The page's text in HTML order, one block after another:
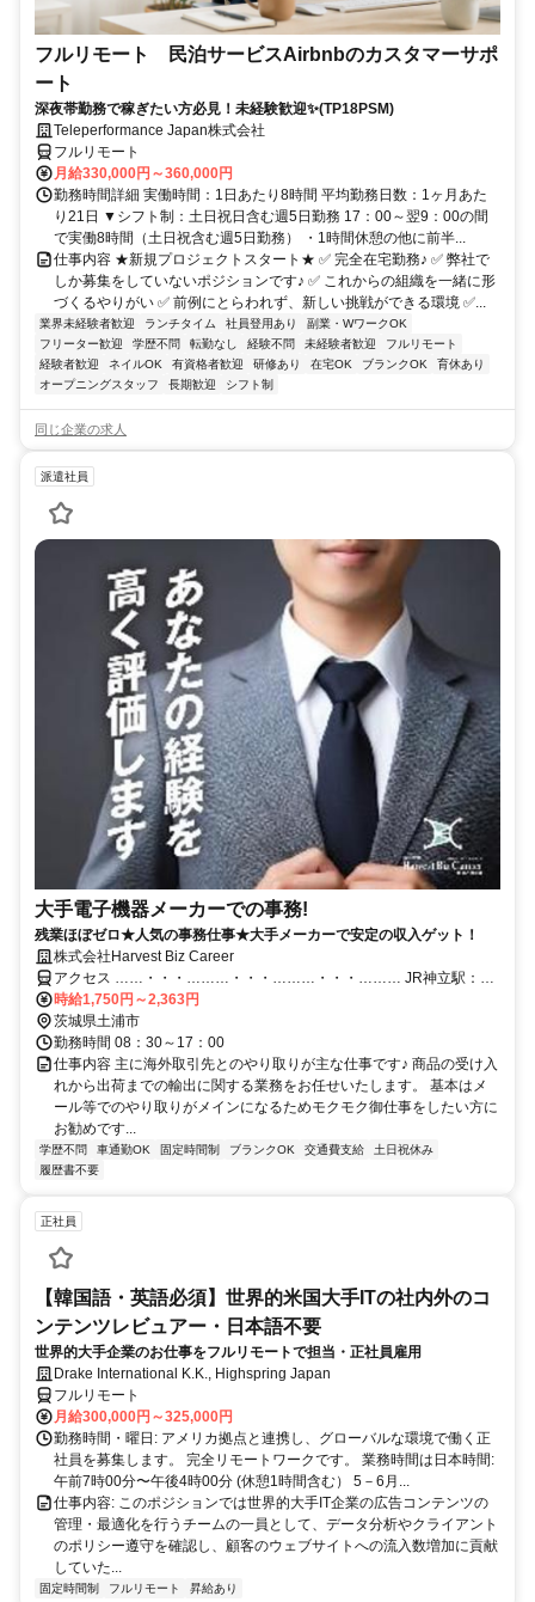
フルリモート 民泊サービスAirbnbのカスタマーサポ
ート
深夜帯勤務で稼ぎたい方必見！未経験歓迎✨(TP18PSM)
Teleperformance Japan株式会社
フルリモート
月給330,000円～360,000円
勤務時間詳細 実働時間：1日あたり8時間 平均勤務日数：1ヶ月あた
り21日 ▼シフト制：土日祝日含む週5日勤務 17：00～翌9：00の間
で実働8時間（土日祝含む週5日勤務） ・1時間休憩の他に前半...
仕事内容 ★新規プロジェクトスタート★ ✅ 完全在宅勤務♪ ✅ 弊社で
しか募集をしていないポジションです♪ ✅ これからの組織を一緒に形
づくるやりがい ✅ 前例にとらわれず、新しい挑戦ができる環境 ✅...
業界未経験者歓迎 ランチタイム 社員登用あり
副業・WワークOK
フリーター歓迎
学歴不問 転勤なし 経験不問 未経験者歓迎
フルリモート
経験者歓迎
ネイルOK 有資格者歓迎 研修あり 在宅OK ブランクOK
育休あり
オープニングスタッフ
長期歓迎 シフト制
同じ企業の求人
派遣社員
大手電子機器メーカーでの事務!
残業ほぼゼロ★人気の事務仕事★大手メーカーで安定の収入ゲット！
株式会社Harvest Biz Career
アクセス ……・・・………・・・………・・・……… JR神立駅：車
で約5分 土浦IC：車で約10分 ……・・・………・・・………・・・
……… ・交通費規定内支給（月額20,000円まで支給） ・工場敷地内
駐車場無料 ※派遣求人のため地図情報は市役所などの位置になって
おります。ご了承ください。
時給1,750円～2,363円
茨城県土浦市
勤務時間 08：30～17：00
仕事内容 主に海外取引先とのやり取りが主な仕事です♪ 商品の受け入
れから出荷までの輸出に関する業務をお任せいたします。 基本はメ
ール等でのやり取りがメインになるためモクモク御仕事をしたい方に
お勧めです...
学歴不問 車通勤OK 固定時間制 ブランクOK 交通費支給
土日祝休み
履歴書不要
正社員
【韓国語・英語必須】世界的米国大手ITの社内外のコ
ンテンツレビュアー・日本語不要
世界的大手企業のお仕事をフルリモートで担当・正社員雇用
Drake International K.K., Highspring Japan
フルリモート
月給300,000円～325,000円
勤務時間・曜日: アメリカ拠点と連携し、グローバルな環境で働く正
社員を募集します。 完全リモートワークです。 業務時間は日本時間:
午前7時00分〜午後4時00分 (休憩1時間含む） 5－6月...
仕事内容: このポジションでは世界的大手IT企業の広告コンテンツの
管理・最適化を行うチームの一員として、データ分析やクライアント
のポリシー遵守を確認し、顧客のウェブサイトへの流入数増加に貢献
していた...
固定時間制 フルリモート 昇給あり